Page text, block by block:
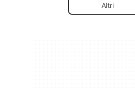
Altri